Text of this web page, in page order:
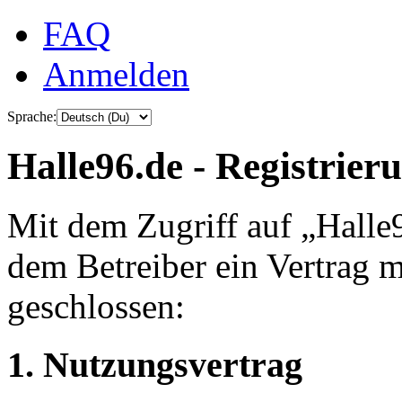
FAQ
Anmelden
Sprache:
Halle96.de -
Mit dem Zugriff auf
dem Betreiber ein Vertrag
geschlossen:
1. Nutzungsvertrag